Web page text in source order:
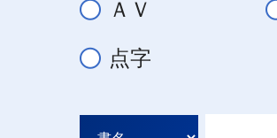
ＡＶ
点字